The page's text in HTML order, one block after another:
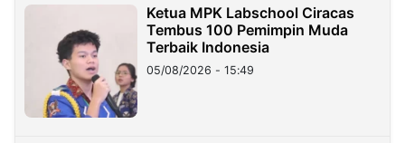
Ketua MPK Labschool Ciracas
Tembus 100 Pemimpin Muda
Terbaik Indonesia
05/08/2026 - 15:49